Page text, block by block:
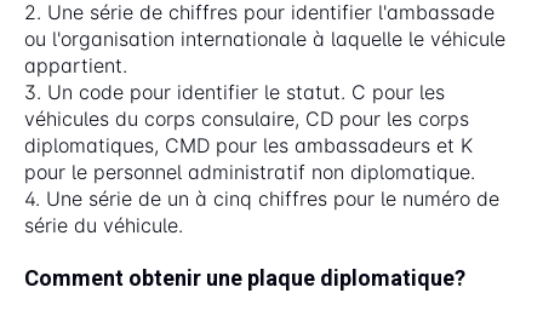
2. Une série de chiffres pour identifier l'ambassade
ou l'organisation internationale à laquelle le véhicule
appartient.
3. Un code pour identifier le statut. C pour les
véhicules du corps consulaire, CD pour les corps
diplomatiques, CMD pour les ambassadeurs et K
pour le personnel administratif non diplomatique.
4. Une série de un à cinq chiffres pour le numéro de
série du véhicule.
Comment obtenir une plaque diplomatique?